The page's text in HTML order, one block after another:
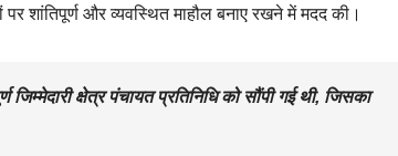
शांतिपूर्ण और व्यवस्थित माहौल बनाए रखने में मदद की।
क्षेत्र पंचायत प्रतिनिधि को सौंपी गई थी, जिसका